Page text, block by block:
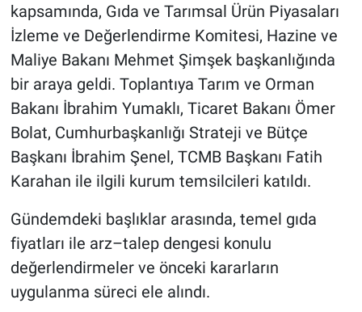
kapsamında, Gıda ve Tarımsal Ürün Piyasaları
İzleme ve Değerlendirme Komitesi, Hazine ve
Maliye Bakanı Mehmet Şimşek başkanlığında
bir araya geldi. Toplantıya Tarım ve Orman
Bakanı İbrahim Yumaklı, Ticaret Bakanı Ömer
Bolat, Cumhurbaşkanlığı Strateji ve Bütçe
Başkanı İbrahim Şenel, TCMB Başkanı Fatih
Karahan ile ilgili kurum temsilcileri katıldı.
Gündemdeki başlıklar arasında, temel gıda
fiyatları ile arz–talep dengesi konulu
değerlendirmeler ve önceki kararların
uygulanma süreci ele alındı.